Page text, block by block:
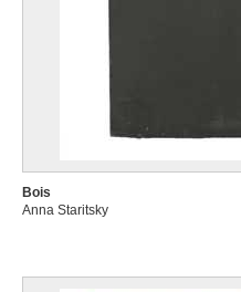
Bois
Anna Staritsky